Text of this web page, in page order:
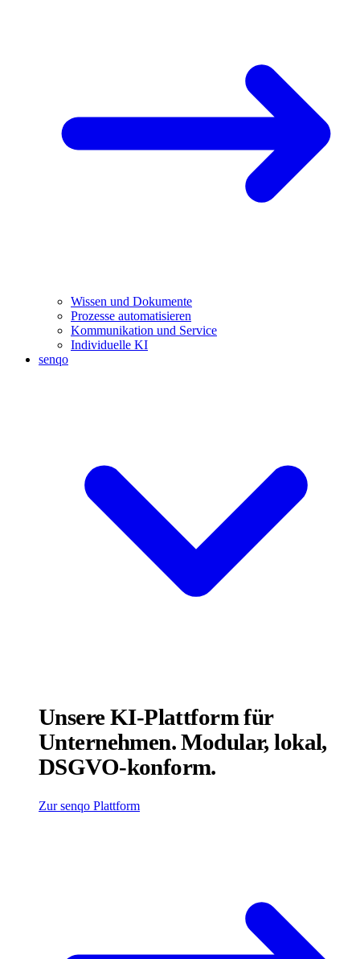
Wissen und Dokumente
Prozesse automatisieren
Kommunikation und Service
Individuelle KI
senqo
Unsere KI-Plattform für
Unternehmen. Modular, lokal,
DSGVO-konform.
Zur senqo Plattform